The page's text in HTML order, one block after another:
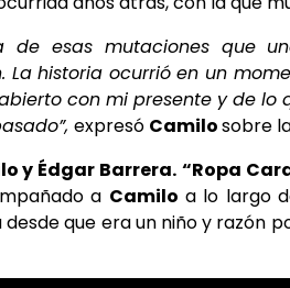
de esas mutaciones que
La historia ocurrió en un
con mi presente y de lo
expresó Camilosobre
y Édgar Barrera. “Ropa
a Camilo a lo largo
que era un niño y razón